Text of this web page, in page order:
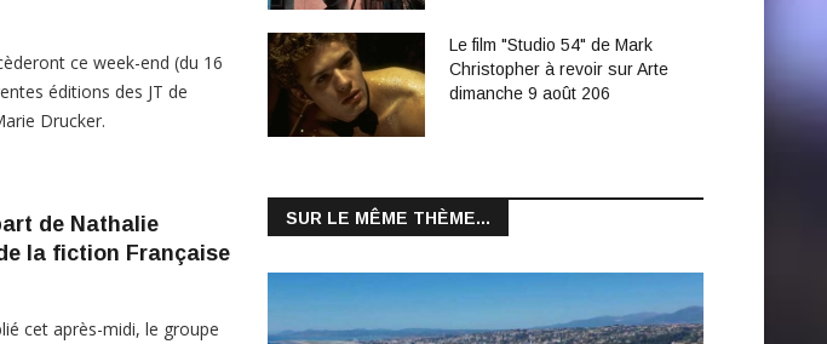
ce week-end (du 16
éditions des JT de
Drucker.
de Nathalie
la fiction Française
cet après-midi, le groupe
Le film "Studio 54" de Mark
Christopher à revoir sur Arte
dimanche 9 août 206
SUR LE MÊME THÈME...